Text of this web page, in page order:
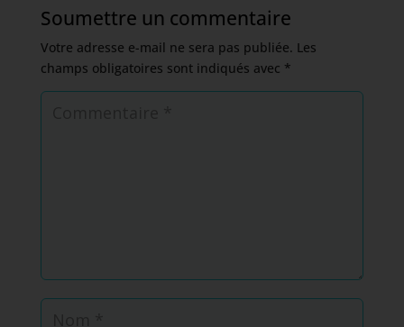
Soumettre un commentaire
Votre adresse e-mail ne sera pas publiée. Les
champs obligatoires sont indiqués avec *